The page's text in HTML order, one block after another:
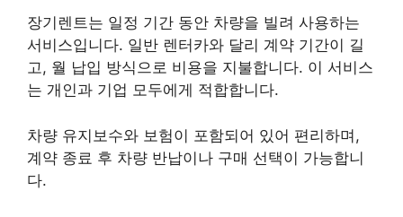
장기렌트는 일정 기간 동안 차량을 빌려 사용하는
서비스입니다. 일반 렌터카와 달리 계약 기간이 길
고, 월 납입 방식으로 비용을 지불합니다. 이 서비스
는 개인과 기업 모두에게 적합합니다.
차량 유지보수와 보험이 포함되어 있어 편리하며,
계약 종료 후 차량 반납이나 구매 선택이 가능합니
다.